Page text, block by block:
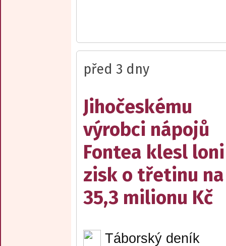
před 3 dny
Jihočeskému
výrobci nápojů
Fontea klesl loni
zisk o třetinu na
35,3 milionu Kč
Táborský deník